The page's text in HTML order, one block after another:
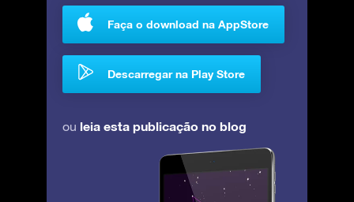
Faça o download na AppStore
Descarregar na Play Store
ou leia esta publicação no blog